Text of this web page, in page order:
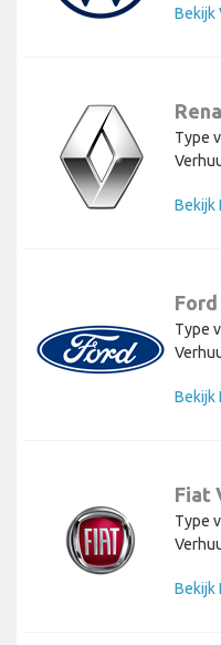
Bekijk
Type
Bekijk
Type
Bekijk
Fiat
Type
Bekijk